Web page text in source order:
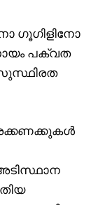
ഗൂഗിളിനോ
പക്വത
സുസ്ഥിരത